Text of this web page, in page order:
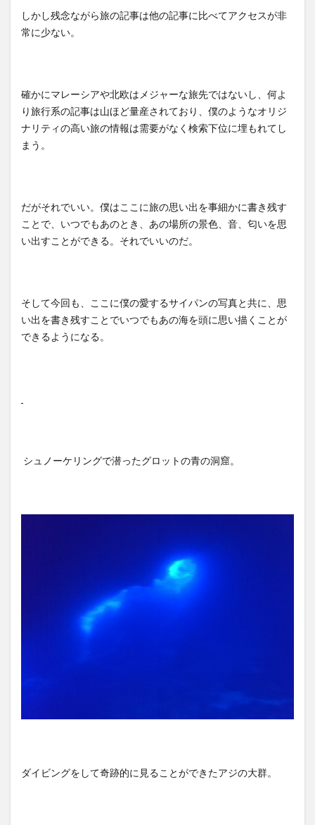
しかし残念ながら旅の記事は他の記事に比べてアクセスが非
常に少ない。
確かにマレーシアや北欧はメジャーな旅先ではないし、何よ
り旅行系の記事は山ほど量産されており、僕のようなオリジ
ナリティの高い旅の情報は需要がなく検索下位に埋もれてし
まう。
だがそれでいい。僕はここに旅の思い出を事細かに書き残す
ことで、いつでもあのとき、あの場所の景色、音、匂いを思
い出すことができる。それでいいのだ。
そして今回も、ここに僕の愛するサイパンの写真と共に、思
い出を書き残すことでいつでもあの海を頭に思い描くことが
できるようになる。
シュノーケリングで潜ったグロットの青の洞窟。
ダイビングをして奇跡的に見ることができたアジの大群。